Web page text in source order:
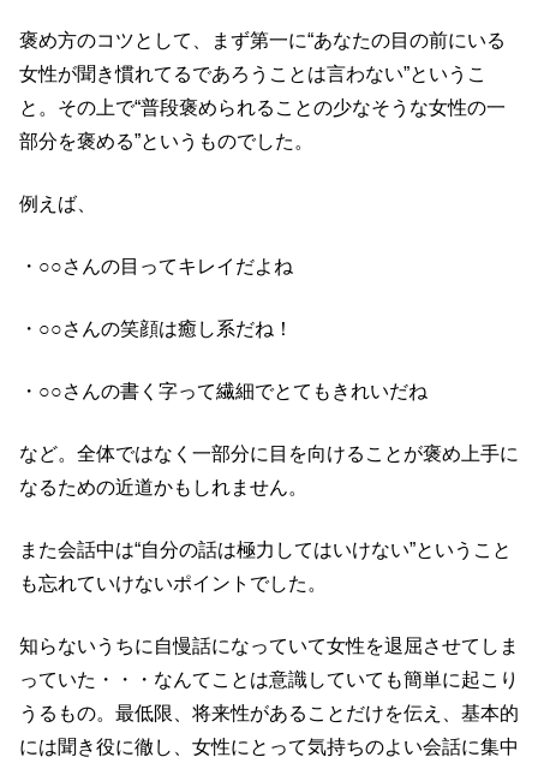
褒め方のコツとして、まず第一に“あなたの目の前にいる
女性が聞き慣れてるであろうことは言わない”というこ
と。その上で“普段褒められることの少なそうな女性の一
部分を褒める”というものでした。
例えば、
・○○さんの目ってキレイだよね
・○○さんの笑顔は癒し系だね！
・○○さんの書く字って繊細でとてもきれいだね
など。全体ではなく一部分に目を向けることが褒め上手に
なるための近道かもしれません。
また会話中は“自分の話は極力してはいけない”ということ
も忘れていけないポイントでした。
知らないうちに自慢話になっていて女性を退屈させてしま
っていた・・・なんてことは意識していても簡単に起こり
うるもの。最低限、将来性があることだけを伝え、基本的
には聞き役に徹し、女性にとって気持ちのよい会話に集中